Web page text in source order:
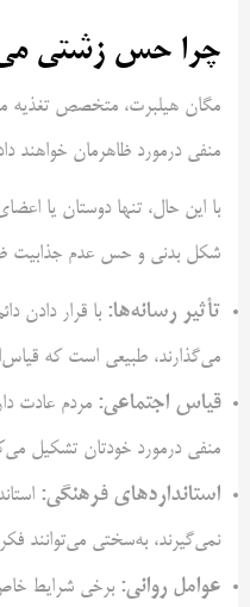
چرا حس زشتی
مگان هیلبرت، متخصص تغذیه
منفی درمورد ظاهرمان خواهند
با این حال، تنها دوستان یا
شکل بدنی و حس عدم جذابیت
تأثیر رسانه‌ها: با قرار دادن
می‌گذارند، طبیعی است که
قیاس اجتماعی: مردم عادت
منفی درمورد خودتان تشکیل
استانداردهای فرهنگی:
نمی‌گیرند، به‌سختی می‌توانند
عوامل روانی: برخی شرایط